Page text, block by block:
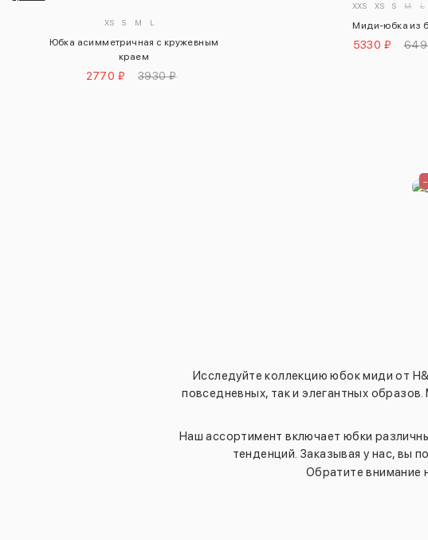
XS S M L
Юбка асимметричная с кружевным
краем
2770 ₽ 3930 ₽
XXS XS S M L
Миди-юбка из
5330 ₽
Исследуйте коллекцию юбок миди от
повседневных, так и элегантных
Наш ассортимент включает юбки
тенденций. Заказывая у нас, вы
Обратите внимание